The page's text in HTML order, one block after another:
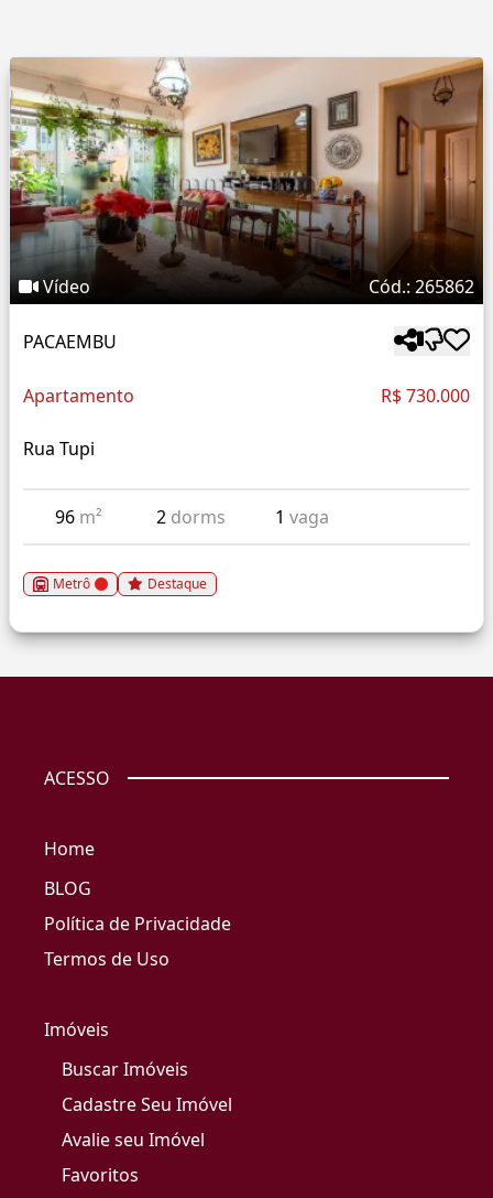
Vídeo Cód.: 265862
PACAEMBU
Apartamento R$ 730.000
Rua Tupi
96 m² 2 dorms 1vaga
Metrô Destaque
ACESSO
Home
BLOG
Política de Privacidade
Termos de Uso
Imóveis
Buscar Imóveis
Cadastre Seu Imóvel
Avalie seu Imóvel
Favoritos